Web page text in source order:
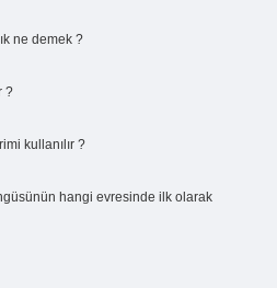
ne demek ?
?
kullanılır ?
hangi evresinde ilk olarak